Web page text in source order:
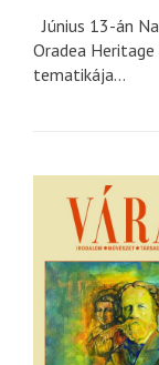
Június 13-án
Oradea
tematikája...